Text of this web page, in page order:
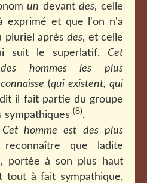
un devantdes, celle
exprimé et que l'on n'a
pluriel aprèsdes, et celle
suit le superlatif. Cet
hommes les plus
(qui existent, qui
il fait partie du groupe
sympathiques (8).
Cet homme est des plus
que ladite
portée à son plus haut
tout à fait sympathique,